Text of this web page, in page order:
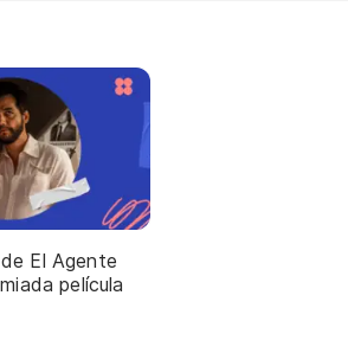
El Agente
película